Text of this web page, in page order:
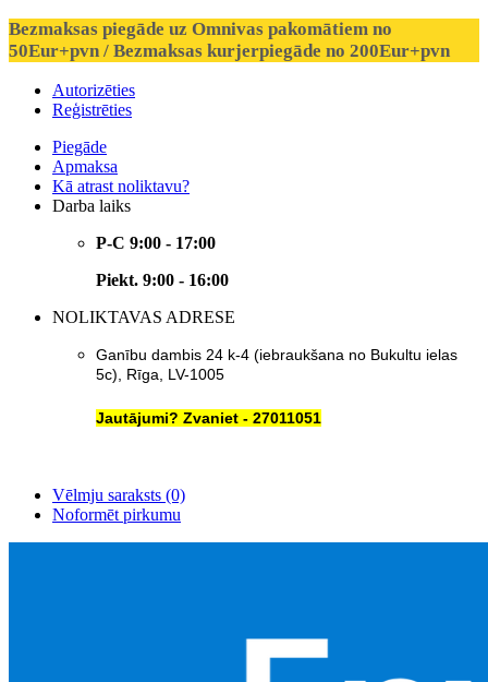
Bezmaksas piegāde uz Omnivas pakomātiem no
50Eur+pvn / Bezmaksas kurjerpiegāde no 200Eur+pvn
Autorizēties
Reģistrēties
Piegāde
Apmaksa
Kā atrast noliktavu?
Darba laiks
P-C 9:00 - 17:00
Piekt. 9:00 - 16:00
NOLIKTAVAS ADRESE
Ganību dambis 24 k-4 (iebraukšana no Bukultu ielas
5c), Rīga, LV-1005
Jautājumi? Zvaniet - 27011051
Vēlmju saraksts (0)
Noformēt pirkumu